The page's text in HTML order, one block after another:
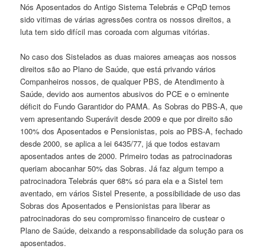
Nós Aposentados do Antigo Sistema Telebrás e CPqD temos
sido vitimas de várias agressões contra os nossos direitos, a
luta tem sido difícil mas coroada com algumas vitórias.
No caso dos Sistelados as duas maiores ameaças aos nossos
direitos são ao Plano de Saúde, que está privando vários
Companheiros nossos, de qualquer PBS, de Atendimento à
Saúde, devido aos aumentos abusivos do PCE e o eminente
déficit do Fundo Garantidor do PAMA. As Sobras do PBS-A, que
vem apresentando Superávit desde 2009 e que por direito são
100% dos Aposentados e Pensionistas, pois ao PBS-A, fechado
desde 2000, se aplica a lei 6435/77, já que todos estavam
aposentados antes de 2000. Primeiro todas as patrocinadoras
queriam abocanhar 50% das Sobras. Já faz algum tempo a
patrocinadora Telebrás quer 68% só para ela e a Sistel tem
aventado, em vários Sistel Presente, a possibilidade de uso das
Sobras dos Aposentados e Pensionistas para liberar as
patrocinadoras do seu compromisso financeiro de custear o
Plano de Saúde, deixando a responsabilidade da solução para os
aposentados.